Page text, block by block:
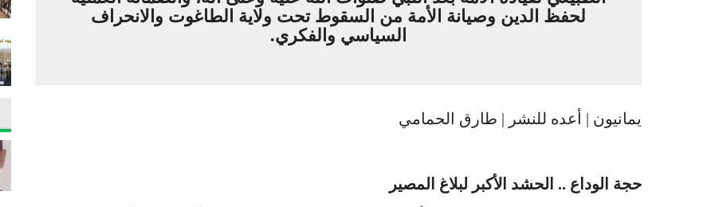
لحفظ الدين وصيانة الأمة من السقوط تحت ولاية الطاغوت والانحراف
السياسي والفكري.
يمانيون | أعده للنشر | طارق الحمامي
حجة الوداع .. الحشد الأكبر لبلاغ المصير